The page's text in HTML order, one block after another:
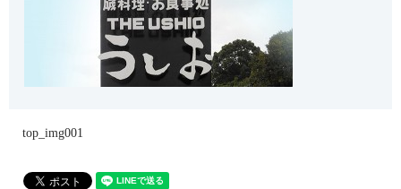
top_img001